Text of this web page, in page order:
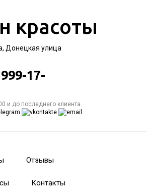
красоты
Донецкая улица
17-
и до последнего клиента
Отзывы
Контакты